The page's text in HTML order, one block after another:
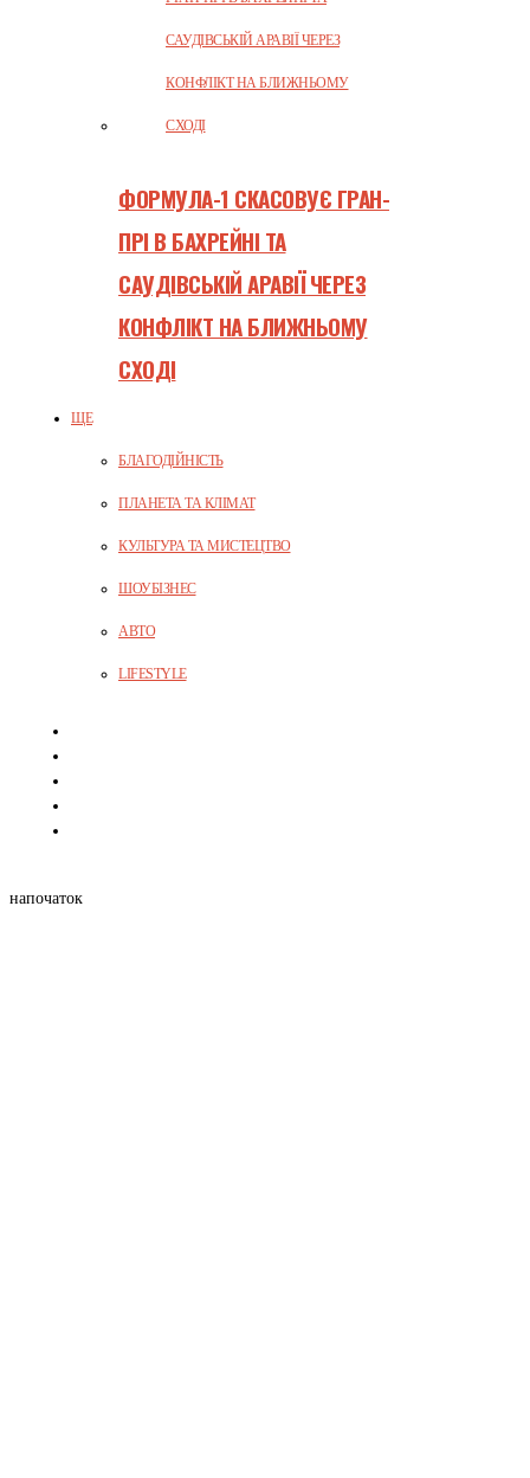
ФОРМУЛА-1 СКАСОВУЄ ГРАН-
ПРІ В БАХРЕЙНІ ТА
САУДІВСЬКІЙ АРАВІЇ ЧЕРЕЗ
КОНФЛІКТ НА БЛИЖНЬОМУ
СХОДІ
ЩЕ
БЛАГОДІЙНІСТЬ
ПЛАНЕТА ТА КЛІМАТ
КУЛЬТУРА ТА МИСТЕЦТВО
ШОУБІЗНЕС
АВТО
LIFESTYLE
напочаток